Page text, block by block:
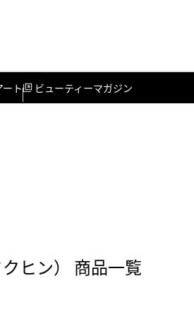
ート ビューティーマガジン
ヒン） 商品一覧